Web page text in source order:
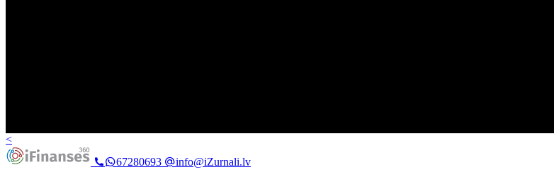
<
67280693
info@iZurnali.lv